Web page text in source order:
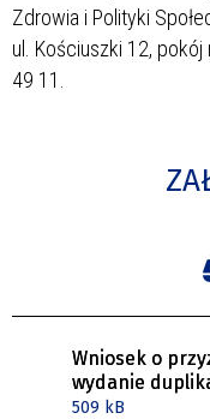
Zdrowia i Polityki
ul. Kościuszki 12,
49 11.
Wniosek o
wydanie
509 kB